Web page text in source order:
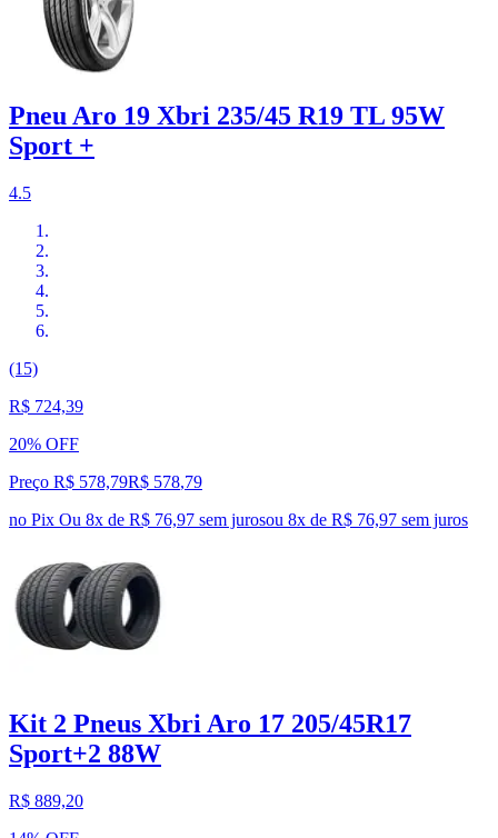
Pneu Aro 19 Xbri 235/45 R19 TL 95W
Sport +
4.5
(15)
R$ 724,39
20% OFF
Preço R$ 578,79R$ 578,79
no Pix Ou 8x de R$ 76,97 sem jurosou 8x de R$ 76,97 sem juros
Kit 2 Pneus Xbri Aro 17 205/45R17
Sport+2 88W
R$ 889,20